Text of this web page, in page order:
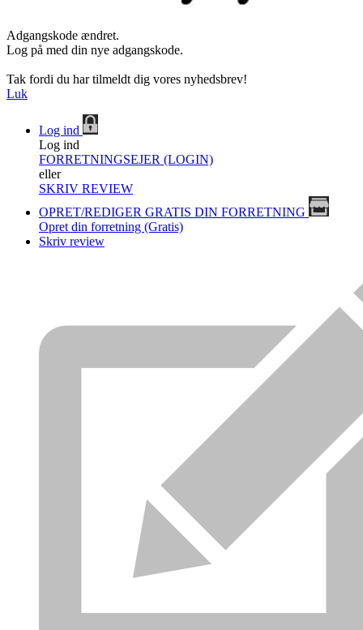
Adgangskode ændret.
Log på med din nye adgangskode.
Tak fordi du har tilmeldt dig vores nyhedsbrev!
Luk
Log ind
Log ind
FORRETNINGSEJER (LOGIN)
eller
SKRIV REVIEW
OPRET/REDIGER GRATIS DIN FORRETNING
Opret din forretning (Gratis)
Skriv review